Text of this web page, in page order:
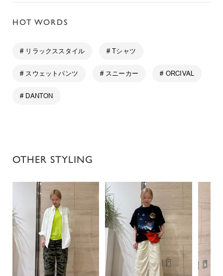
HOT WORDS
# リラックススタイル # Tシャツ
# スウェットパンツ # スニーカー # ORCIVAL
# DANTON
OTHER STYLING